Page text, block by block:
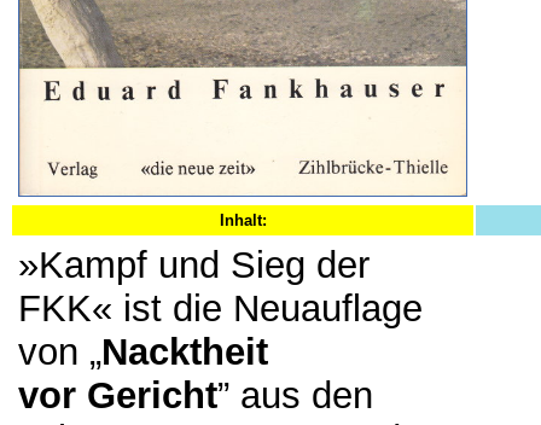
Inhalt:
»Kampf und Sieg der
FKK« ist die Neuauflage
von „Nacktheit
vor Gericht” aus den